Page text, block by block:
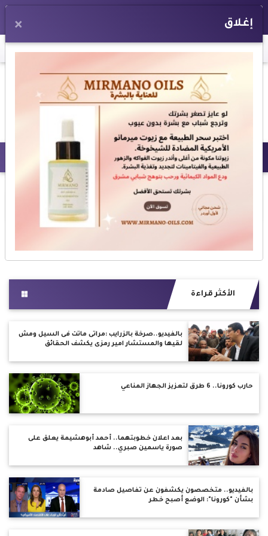
برنامج إسرائيل بالعربي
المزيد
الأكثر قراءة
بالفيديو..صرخة بالزرايب :مراتى ماتت فى السيل ومش
لقيها والمستشار امير رمزى يكشف الحقائق
حارب كورونا.. 6 طرق لتعزيز الجهاز المناعي
بعد اعلان خطوبتهما.. أحمد أبوهشيمة يعلق على
صورة ياسمين صبري.. شاهد
بالفيديو.. متخصصون يكشفون عن تفاصيل صادمة
بشأن "كورونا": الوضع أصبح خطر
إغلاق ×